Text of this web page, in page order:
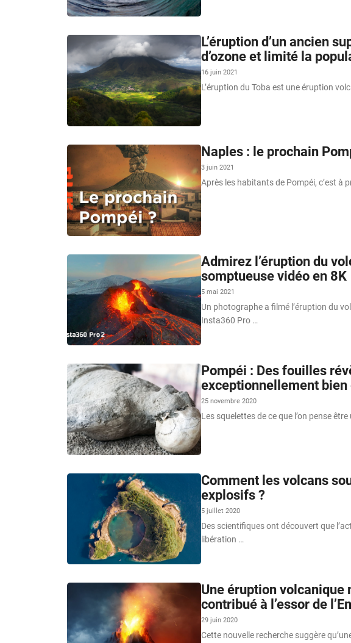
L’éruption d’un ancien
d’ozone et limité la
16 juin 2021
L’éruption du Toba est une éruption
Naples : le prochain
3 juin 2021
Après les habitants de Pompéi, c’est à
Admirez l’éruption du
somptueuse vidéo en 8K
5 mai 2021
Un photographe a filmé l’éruption du
Insta360 Pro …
Pompéi : Des fouilles
exceptionnellement bien
25 novembre 2020
Les squelettes de ce que l’on pense
Comment les volcans
explosifs ?
5 juillet 2020
Des scientifiques ont découvert que
libération …
Une éruption volcanique
contribué à l’essor de
29 juin 2020
Cette nouvelle recherche suggère